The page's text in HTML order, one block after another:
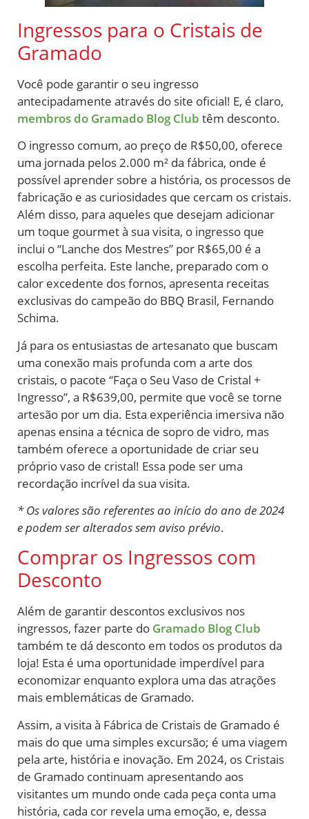
Ingressos para o Cristais de
Gramado
Você pode garantir o seu ingresso
antecipadamente através do site oficial! E, é claro,
membros do Gramado Blog Club têm desconto.
O ingresso comum, ao preço de R$50,00, oferece
uma jornada pelos 2.000 m² da fábrica, onde é
possível aprender sobre a história, os processos de
fabricação e as curiosidades que cercam os cristais.
Além disso, para aqueles que desejam adicionar
um toque gourmet à sua visita, o ingresso que
inclui o “Lanche dos Mestres” por R$65,00 é a
escolha perfeita. Este lanche, preparado com o
calor excedente dos fornos, apresenta receitas
exclusivas do campeão do BBQ Brasil, Fernando
Schima.
Já para os entusiastas de artesanato que buscam
uma conexão mais profunda com a arte dos
cristais, o pacote “Faça o Seu Vaso de Cristal +
Ingresso”, a R$639,00, permite que você se torne
artesão por um dia. Esta experiência imersiva não
apenas ensina a técnica de sopro de vidro, mas
também oferece a oportunidade de criar seu
próprio vaso de cristal! Essa pode ser uma
recordação incrível da sua visita.
* Os valores são referentes ao início do ano de 2024
e podem ser alterados sem aviso prévio.
Comprar os Ingressos com
Desconto
Além de garantir descontos exclusivos nos
ingressos, fazer parte do Gramado Blog Club
também te dá desconto em todos os produtos da
loja! Esta é uma oportunidade imperdível para
economizar enquanto explora uma das atrações
mais emblemáticas de Gramado.
Assim, a visita à Fábrica de Cristais de Gramado é
mais do que uma simples excursão; é uma viagem
pela arte, história e inovação. Em 2024, os Cristais
de Gramado continuam apresentando aos
visitantes um mundo onde cada peça conta uma
história, cada cor revela uma emoção, e, dessa